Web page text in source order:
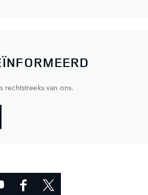
rechtstreeks van ons.